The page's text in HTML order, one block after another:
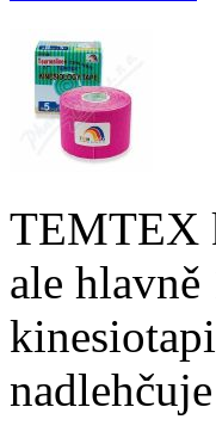
TEMTEX
ale